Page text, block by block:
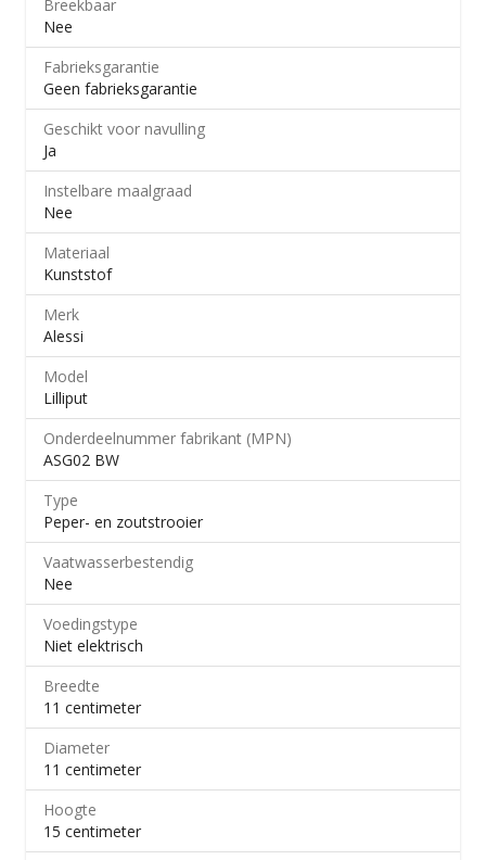
Breekbaar
Nee
Fabrieksgarantie
Geen fabrieksgarantie
Geschikt voor navulling
Ja
Instelbare maalgraad
Nee
Materiaal
Kunststof
Merk
Alessi
Model
Lilliput
Onderdeelnummer fabrikant (MPN)
ASG02 BW
Type
Peper- en zoutstrooier
Vaatwasserbestendig
Nee
Voedingstype
Niet elektrisch
Breedte
11 centimeter
Diameter
11 centimeter
Hoogte
15 centimeter